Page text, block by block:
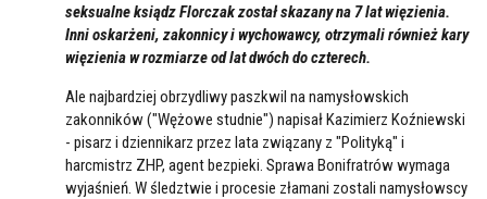
seksualne ksiądz Florczak został skazany na 7 lat więzienia.
Inni oskarżeni, zakonnicy i wychowawcy, otrzymali również kary
więzienia w rozmiarze od lat dwóch do czterech.
Ale najbardziej obrzydliwy paszkwil na namysłowskich
zakonników ("Wężowe studnie") napisał Kazimierz Koźniewski
- pisarz i dziennikarz przez lata związany z "Polityką" i
harcmistrz ZHP, agent bezpieki. Sprawa Bonifratrów wymaga
wyjaśnień. W śledztwie i procesie złamani zostali namysłowscy